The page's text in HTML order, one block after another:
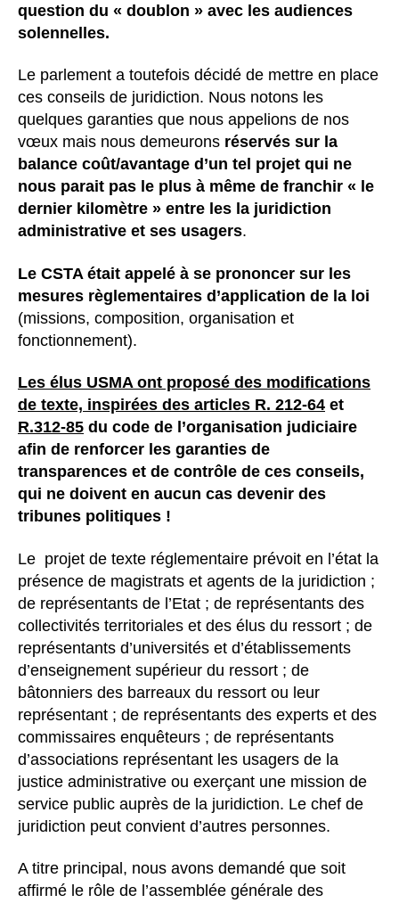
question du « doublon » avec les audiences
solennelles.
Le parlement a toutefois décidé de mettre en place
ces conseils de juridiction. Nous notons les
quelques garanties que nous appelions de nos
vœux mais nous demeurons réservés sur la
balance coût/avantage d’un tel projet qui ne
nous parait pas le plus à même de franchir « le
dernier kilomètre » entre les la juridiction
administrative et ses usagers.
Le CSTA était appelé à se prononcer sur les
mesures règlementaires d’application de la loi
(missions, composition, organisation et
fonctionnement).
Les élus USMA ont proposé des modifications
de texte, inspirées des articles R. 212-64 et
R.312-85 du code de l’organisation judiciaire
afin de renforcer les garanties de
transparences et de contrôle de ces conseils,
qui ne doivent en aucun cas devenir des
tribunes politiques !
Le projet de texte réglementaire prévoit en l’état la
présence de magistrats et agents de la juridiction ;
de représentants de l’Etat ; de représentants des
collectivités territoriales et des élus du ressort ; de
représentants d’universités et d’établissements
d’enseignement supérieur du ressort ; de
bâtonniers des barreaux du ressort ou leur
représentant ; de représentants des experts et des
commissaires enquêteurs ; de représentants
d’associations représentant les usagers de la
justice administrative ou exerçant une mission de
service public auprès de la juridiction. Le chef de
juridiction peut convient d’autres personnes.
A titre principal, nous avons demandé que soit
affirmé le rôle de l’assemblée générale des